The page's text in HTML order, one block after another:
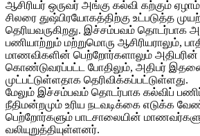
ஆசிரியர் ஒருவர் அங்கு கல்வி கற்கும்
சிலரை துஷ்பிரயோகத்திற்கு உட்படுத்த
தெரியவருகிறது. இச்சம்பவம் தொடர்பாக
பணியாற்றும் மற்றுமொரு ஆசிரியராலும்,
மாணவிகளின் பெற்றோர்களாலும்
கொண்டுவரப்பட்ட போதிலும், அதிபர்
முட்பட்டுள்ளதாக தெரிவிக்கப்பட்டுள்ளது.
மேலும் இச்சம்பவம் தொடர்பாக கல்விப்
நீதிமன்றமும் உரிய நடவடிக்கை எடுக்க
பெற்றோர்களும் பாடசாலையின்
வலியுறுத்தியுள்ளனர்.